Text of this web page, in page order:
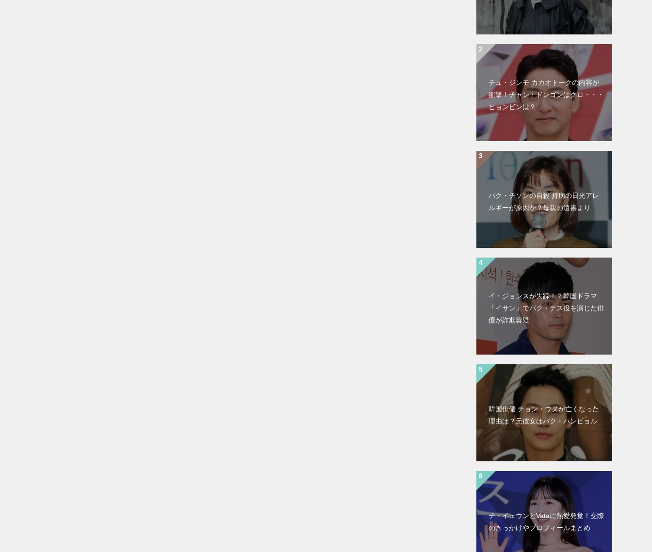
チュ・ジンモ カカオトークの内容が
衝撃！チャン・ドンゴンはクロ・・・
ヒョンビンは？
パク・チソンの自殺 持病の日光アレ
ルギーが原因か？母親の遺書より
イ・ジョンスが失踪！？韓国ドラマ
「イサン」でパク・テス役を演じた俳
優が詐欺容疑
韓国俳優 チョン・ウヌが亡くなった
理由は？元彼女はパク・ハンビョル
チ・イェウンとVataに熱愛発覚！交際
のきっかけやプロフィールまとめ